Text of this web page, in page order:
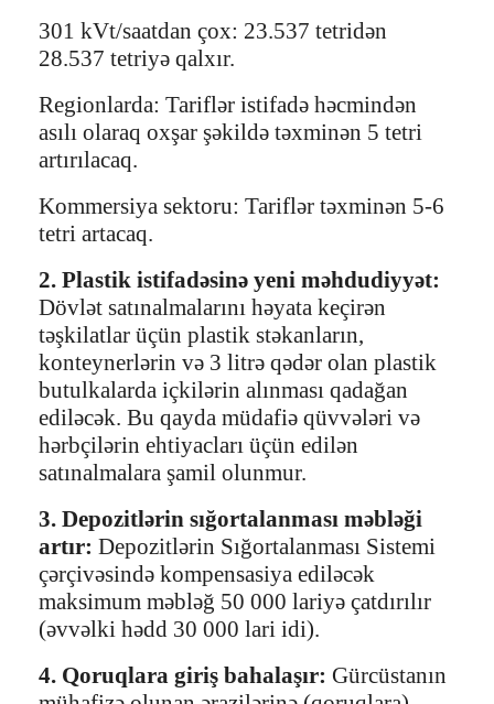
301 kVt/saatdan çox: 23.537 tetridən
28.537 tetriyə qalxır.
Regionlarda: Tariflər istifadə həcmindən
asılı olaraq oxşar şəkildə təxminən 5 tetri
artırılacaq.
Kommersiya sektoru: Tariflər təxminən 5-6
tetri artacaq.
2. Plastik istifadəsinə yeni məhdudiyyət:
Dövlət satınalmalarını həyata keçirən
təşkilatlar üçün plastik stəkanların,
konteynerlərin və 3 litrə qədər olan plastik
butulkalarda içkilərin alınması qadağan
ediləcək. Bu qayda müdafiə qüvvələri və
hərbçilərin ehtiyacları üçün edilən
satınalmalara şamil olunmur.
3. Depozitlərin sığortalanması məbləği
artır: Depozitlərin Sığortalanması Sistemi
çərçivəsində kompensasiya ediləcək
maksimum məbləğ 50 000 lariyə çatdırılır
(əvvəlki hədd 30 000 lari idi).
4. Qoruqlara giriş bahalaşır: Gürcüstanın